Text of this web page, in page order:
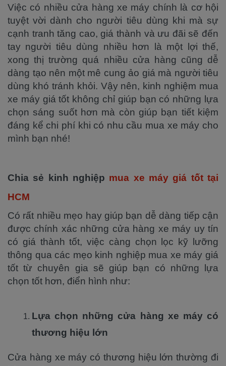
Việc có nhiều cửa hàng xe máy chính là cơ hội
tuyệt vời dành cho người tiêu dùng khi mà sự
cạnh tranh tăng cao, giá thành và ưu đãi sẽ đến
tay người tiêu dùng nhiều hơn là một lợi thế,
xong thị trường quá nhiều cửa hàng cũng dễ
dàng tạo nên một mê cung ảo giá mà người tiêu
dùng khó tránh khỏi. Vậy nên, kinh nghiệm mua
xe máy giá tốt không chỉ giúp bạn có những lựa
chọn sáng suốt hơn mà còn giúp bạn tiết kiệm
đáng kể chi phí khi có nhu cầu mua xe máy cho
mình bạn nhé!
Chia sẻ kinh nghiệp mua xe máy giá tốt tại
HCM
Có rất nhiều mẹo hay giúp bạn dễ dàng tiếp cận
được chính xác những cửa hàng xe máy uy tín
có giá thành tốt, việc càng chọn lọc kỹ lưỡng
thông qua các mẹo kinh nghiệp mua xe máy giá
tốt từ chuyên gia sẽ giúp bạn có những lựa
chọn tốt hơn, điển hình như:
Lựa chọn những cửa hàng xe máy có
thương hiệu lớn
Cửa hàng xe máy có thương hiệu lớn thường đi